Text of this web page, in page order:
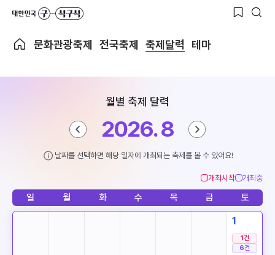
문화관광축제 전국축제 축제달력 테마
월별 축제 달력
2026. 8
날짜를 선택하면 해당 일자에 개최되는 축제를 볼 수 있어요!
개최시작 개최중
일 월 화 수 목 금 토
1
1건
6건